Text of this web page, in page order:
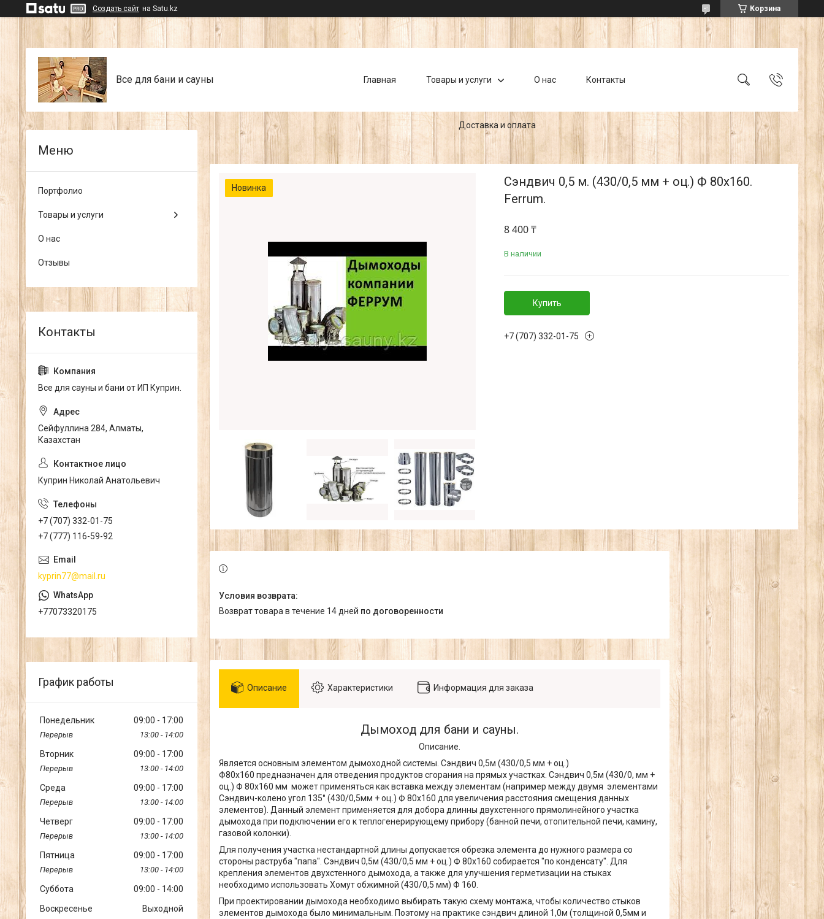
Создать сайт на Satu.kz Корзина
Все для бани и сауны Главная Товары и услуги О нас Контакты
Доставка и оплата
Новинка
Сэндвич 0,5 м. (430/0,5 мм + оц.) Ф 80х160.
Ferrum.
8 400 ₸
В наличии
Купить
+7 (707) 332-01-75
возврат товара в течение 14 дней по договоренности
Описание Характеристики Информация для заказа
Дымоход для бани и сауны.
Описание.
Является основным элементом дымоходной системы. Сэндвич 0,5м (430/0,5 мм + оц.)
Ф80х160 предназначен для отведения продуктов сгорания на прямых участках. Сэндвич 0,5м (430/0, мм +
оц.) Ф 80х160 мм может применяться как вставка между элементам (например между двумя элементами
Сэндвич-колено угол 135° (430/0,5мм + оц.) Ф 80х160 для увеличения расстояния смещения данных
элементов). Данный элемент применяется для добора длинны двухстенного прямолинейного участка
дымохода при подключении его к теплогенерирующему прибору (банной печи, отопительной печи, камину,
газовой колонки).
Для получения участка нестандартной длины допускается обрезка элемента до нужного размера со
стороны раструба "папа". Сэндвич 0,5м (430/0,5 мм + оц.) Ф 80х160 собирается "по конденсату". Для
крепления элементов двухстенного дымохода, а также для улучшения герметизации на стыках
необходимо использовать Хомут обжимной (430/0,5 мм) Ф 160.
При проектировании дымохода необходимо выбирать такую схему монтажа, чтобы количество стыков
элементов дымохода было минимальным. Поэтому на практике сэндвич длиной 1,0м (толщиной 0,5мм и
Портфолио
Товары и услуги
О нас
Отзывы
Все для сауны и бани от ИП Куприн.
Сейфуллина 284, Алматы,
Казахстан
Куприн Николай Анатольевич
+7 (707) 332-01-75
+7 (777) 116-59-92
kyprin77@mail.ru
+77073320175
График работы
Понедельник 09:00 17:00
13:00 14:00
Вторник 09:00 17:00
13:00 14:00
Среда 09:00 17:00
13:00 14:00
Четверг 09:00 17:00
13:00 14:00
Пятница 09:00 17:00
13:00 14:00
Суббота 09:00
14:00
Воскресенье
Выходной